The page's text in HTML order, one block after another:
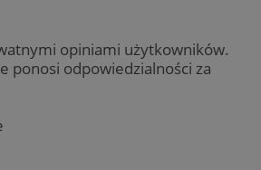
opiniami użytkowników.
ponosi odpowiedzialności za